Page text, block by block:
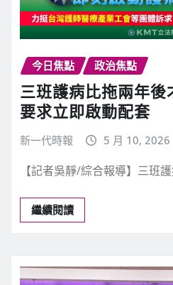
今日焦點 政治焦點
三班護病比拖兩年後
要求立即啟動配套
新一代時報 5 月 10, 2026
【記者吳靜/綜合報導】三班
繼續閱讀